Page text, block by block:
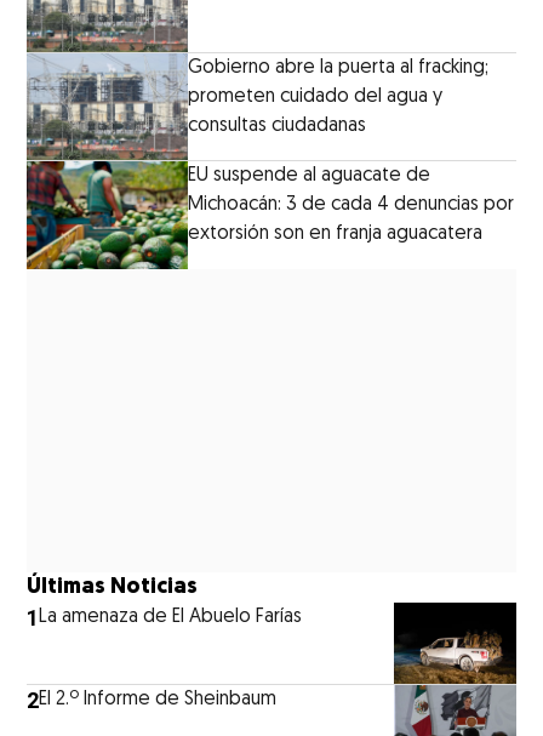
Gobierno abre la puerta al fracking;
prometen cuidado del agua y
consultas ciudadanas
EU suspende al aguacate de
Michoacán: 3 de cada 4 denuncias por
extorsión son en franja aguacatera
Últimas Noticias
1La amenaza de El Abuelo Farías
2El 2.º Informe de Sheinbaum